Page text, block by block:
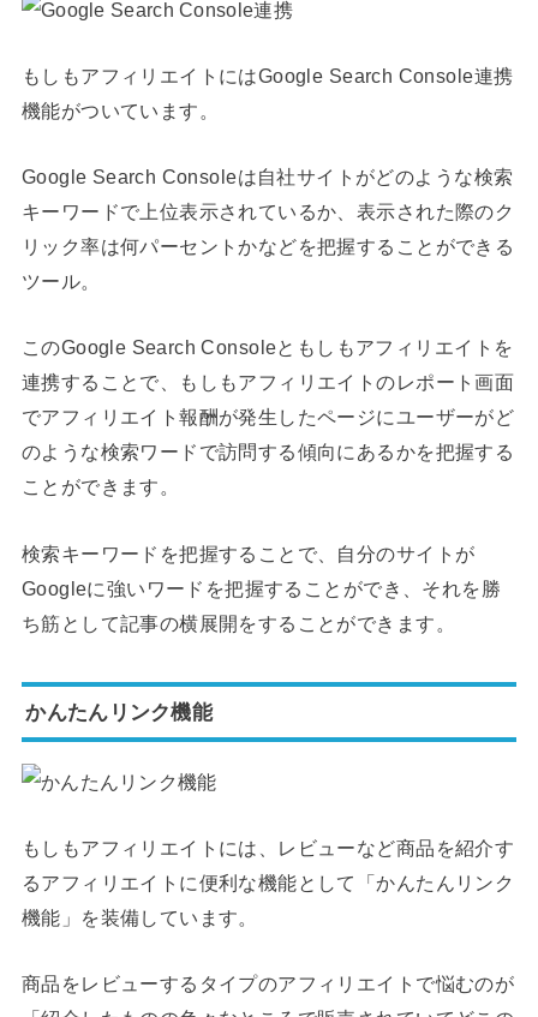
もしもアフィリエイトにはGoogle Search Console連携
機能がついています。
Google Search Consoleは自社サイトがどのような検索
キーワードで上位表示されているか、表示された際のク
リック率は何パーセントかなどを把握することができる
ツール。
このGoogle Search Consoleともしもアフィリエイトを
連携することで、もしもアフィリエイトのレポート画面
でアフィリエイト報酬が発生したページにユーザーがど
のような検索ワードで訪問する傾向にあるかを把握する
ことができます。
検索キーワードを把握することで、自分のサイトが
Googleに強いワードを把握することができ、それを勝
ち筋として記事の横展開をすることができます。
かんたんリンク機能
もしもアフィリエイトには、レビューなど商品を紹介す
るアフィリエイトに便利な機能として「かんたんリンク
機能」を装備しています。
商品をレビューするタイプのアフィリエイトで悩むのが